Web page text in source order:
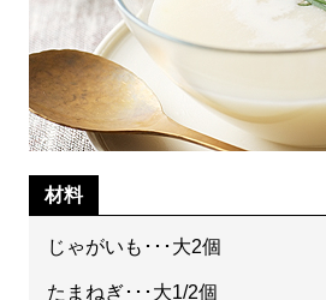
材料
じゃがいも･･･大2個
たまねぎ･･･大1/2個